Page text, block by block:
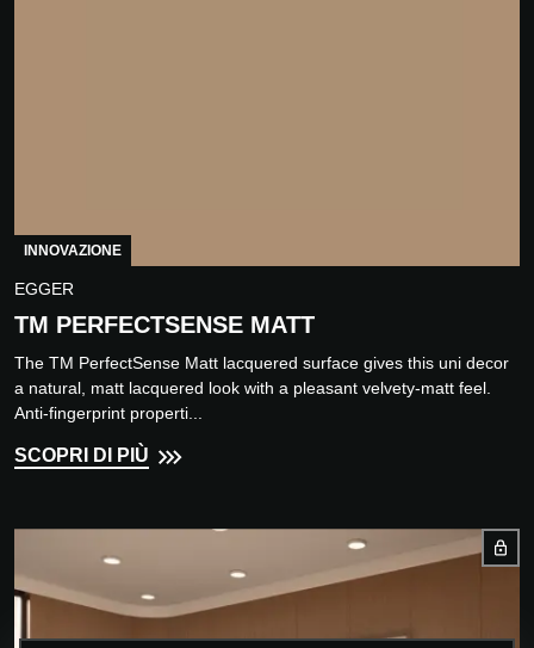
INNOVAZIONE
EGGER
TM PERFECTSENSE MATT
The TM PerfectSense Matt lacquered surface gives this uni decor
a natural, matt lacquered look with a pleasant velvety-matt feel.
Anti-fingerprint properti...
SCOPRI DI PIÙ